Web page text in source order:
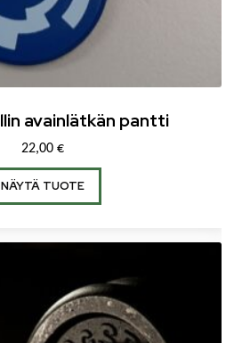
avainlätkän pantti
22,00 €
NÄYTÄ TUOTE